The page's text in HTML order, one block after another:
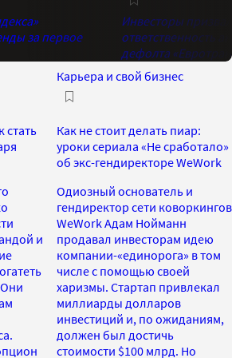
за первое
Инвесторы
ответственность
дефолта
и
Карьера и свой бизнес
Как не стоит делать пиар:
уроки сериала «Не сработало»
об экс-гендиректоре WeWork
Одиозный основатель и
гендиректор сети коворкингов
WeWork Адам Нойманн
продавал инвесторам идею
компании-«единорога» в том
числе с помощью своей
харизмы. Стартап привлекал
миллиарды долларов
инвестиций и, по ожиданиям,
должен был достичь
стоимости $100 млрд. Но